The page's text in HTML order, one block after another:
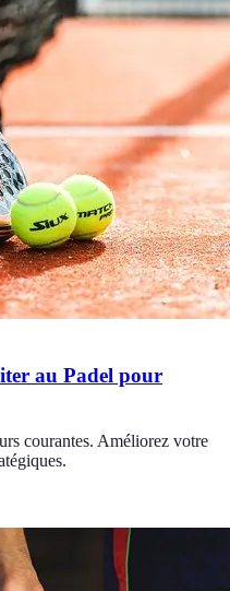
au Padel pour
courantes. Améliorez votre